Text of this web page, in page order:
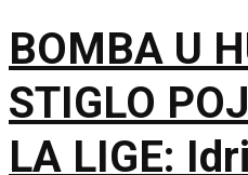
maksimum!
BOMBA U
STIGLO
LA LIGE: